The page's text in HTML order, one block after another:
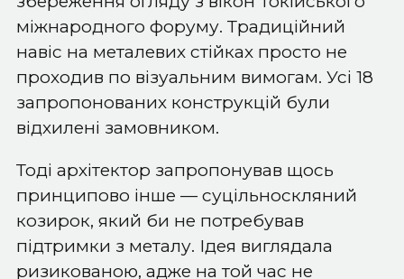
міжнародного форуму. Традиційний
навіс на металевих стійках просто не
проходив по візуальним вимогам. Усі 18
запропонованих конструкцій були
відхилені замовником.
Тоді архітектор запропонував щось
принципово інше — суцільноскляний
козирок, який би не потребував
підтримки з металу. Ідея виглядала
ризикованою, адже на той час не